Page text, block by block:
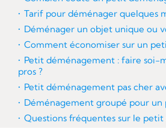
Tarif pour déménager quelques
Déménager un objet unique ou
Comment économiser sur un
Petit déménagement : faire soi-
pros ?
Petit déménagement pas cher
Déménagement groupé pour
Questions fréquentes sur le